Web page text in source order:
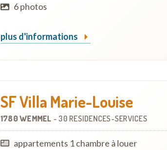
6 photos
plus d'informations
SF Villa Marie-Louise
1780 WEMMEL - 30 RÉSIDENCES-SERVICES
appartements 1 chambre à louer